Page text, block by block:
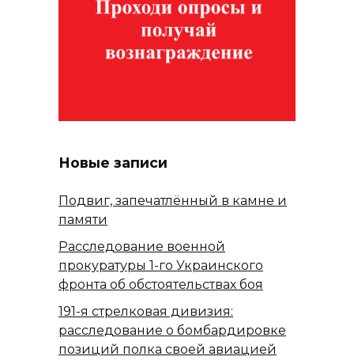
Новые записи
Подвиг, запечатлённый в камне и
памяти
Расследование военной
прокуратуры 1-го Украинского
фронта об обстоятельствах боя
191-я стрелковая дивизия:
расследование о бомбардировке
позиций полка своей авиацией